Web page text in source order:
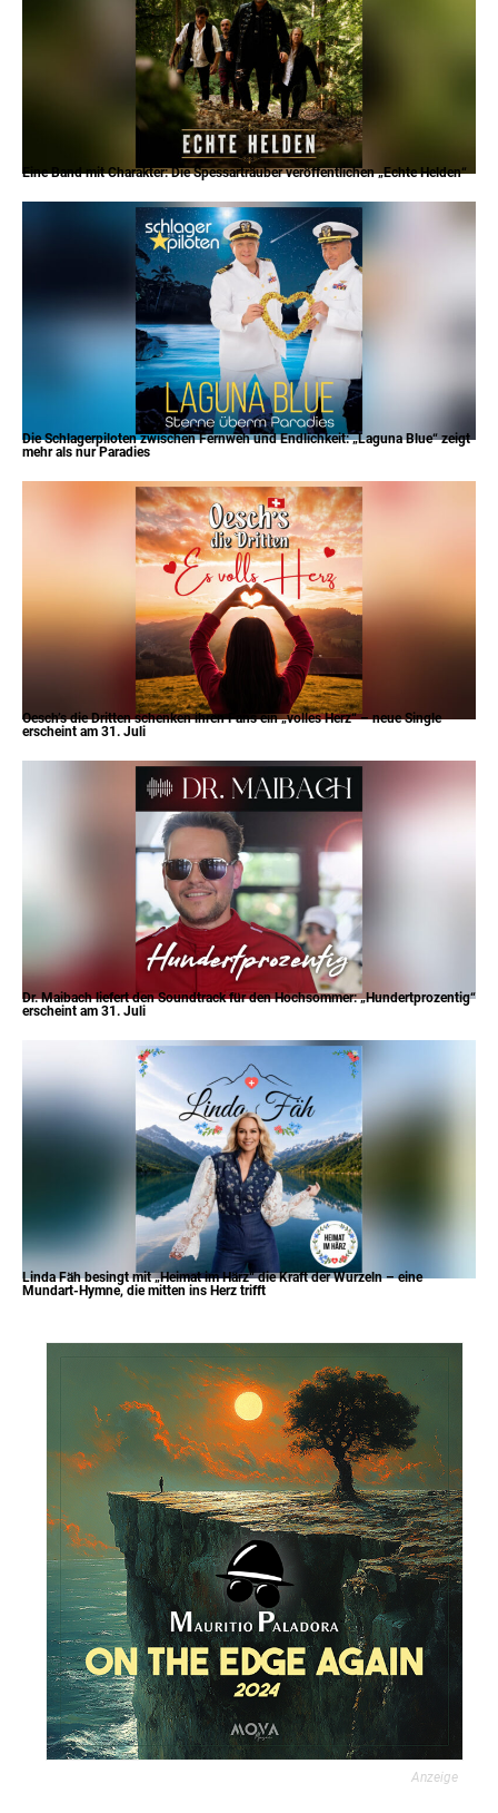
Eine Band mit Charakter: Die Spessarträuber veröffentlichen „Echte Helden“
Die Schlagerpiloten zwischen Fernweh und Endlichkeit: „Laguna Blue“ zeigt
mehr als nur Paradies
Oesch’s die Dritten schenken ihren Fans ein „volles Herz“ – neue Single
erscheint am 31. Juli
Dr. Maibach liefert den Soundtrack für den Hochsommer: „Hundertprozentig“
erscheint am 31. Juli
Linda Fäh besingt mit „Heimat im Härz“ die Kraft der Wurzeln – eine
Mundart-Hymne, die mitten ins Herz trifft
Anzeige